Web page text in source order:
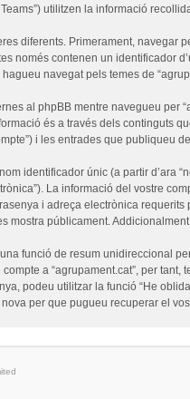
utilitzen la informació
diferents. Primerament, navegar
només contenen un identificador
navegat pels temes de
al phpBB mentre navegueu per
és a través dels continguts
i les entrades que publiqueu
identificador únic (a partir d’ara
La informació del vostre
i adreça electrònica
mostra públicament.
funció de resum unidireccional
a “agrupament.cat”, per
podeu utilitzar la funció “He
per que pugueu recuperar el